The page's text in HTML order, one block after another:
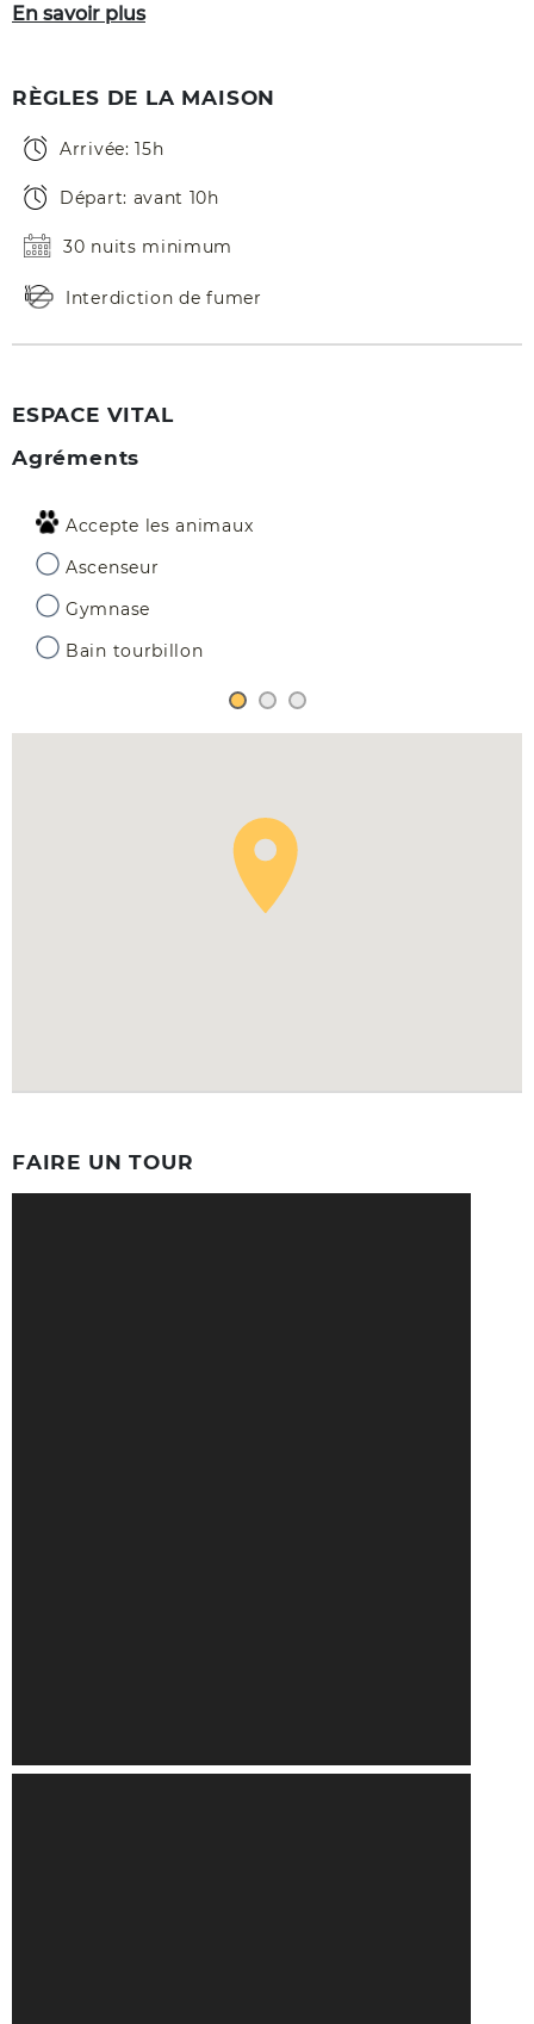
En savoir plus
RÈGLES DE LA MAISON
Arrivée: 15h
Départ: avant 10h
30 nuits minimum
Interdiction de fumer
ESPACE VITAL
Agréments
Accepte les animaux
Ascenseur
Gymnase
Bain tourbillon
FAIRE UN TOUR